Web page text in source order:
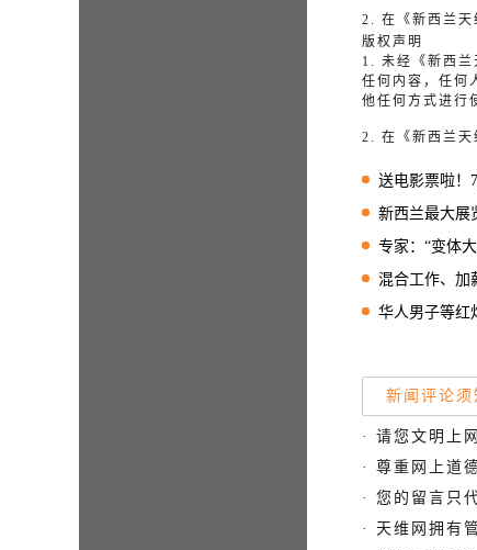
2. 在《新西兰天
版权声明
1. 未经《新西兰
任何内容，任何
他任何方式进行
2. 在《新西兰天
送电影票啦！7月26日“中国
新西兰最大展览
专家：“变体
混合工作、加薪、
华人男子等红灯不
新闻评论须
· 请您文明上
· 尊重网上道
· 您的留言只
· 天维网拥有